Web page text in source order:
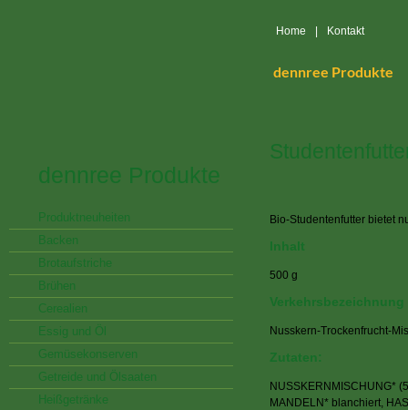
dennree Produkte
Produktneuheiten
Backen
Brotaufstriche
Brühen
Cerealien
Essig und Öl
Gemüsekonserven
Getreide und Ölsaaten
Heißgetränke
Bio-Studentenfutter bietet
Inhalt
500 g
Verkehrsbezeichnung
Nusskern-Trockenfrucht-
Zutaten:
NUSSKERNMISCHUNG*
MANDELN* blanchiert,
dennree Produkte
Home Kontakt